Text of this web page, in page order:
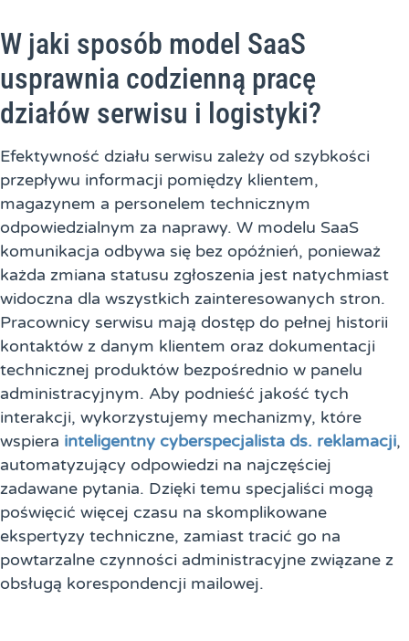
W jaki sposób model SaaS
usprawnia codzienną pracę
działów serwisu i logistyki?
Efektywność działu serwisu zależy od szybkości
przepływu informacji pomiędzy klientem,
magazynem a personelem technicznym
odpowiedzialnym za naprawy. W modelu SaaS
komunikacja odbywa się bez opóźnień, ponieważ
każda zmiana statusu zgłoszenia jest natychmiast
widoczna dla wszystkich zainteresowanych stron.
Pracownicy serwisu mają dostęp do pełnej historii
kontaktów z danym klientem oraz dokumentacji
technicznej produktów bezpośrednio w panelu
administracyjnym. Aby podnieść jakość tych
interakcji, wykorzystujemy mechanizmy, które
wspiera inteligentny cyberspecjalista ds. reklamacji,
automatyzujący odpowiedzi na najczęściej
zadawane pytania. Dzięki temu specjaliści mogą
poświęcić więcej czasu na skomplikowane
ekspertyzy techniczne, zamiast tracić go na
powtarzalne czynności administracyjne związane z
obsługą korespondencji mailowej.